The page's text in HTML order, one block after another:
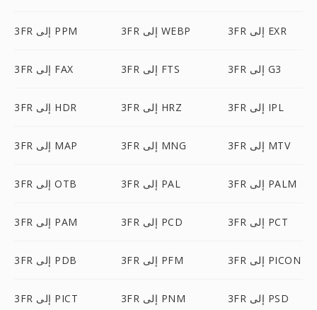
3FR إلى PPM 3FR إلى WEBP 3FR إلى EXR
3FR إلى FAX 3FR إلى FTS 3FR إلى G3
3FR إلى HDR 3FR إلى HRZ 3FR إلى IPL
3FR إلى MAP 3FR إلى MNG 3FR إلى MTV
3FR إلى OTB 3FR إلى PAL 3FR إلى PALM
3FR إلى PAM 3FR إلى PCD 3FR إلى PCT
3FR إلى PDB 3FR إلى PFM 3FR إلى PICON
3FR إلى PICT 3FR إلى PNM 3FR إلى PSD